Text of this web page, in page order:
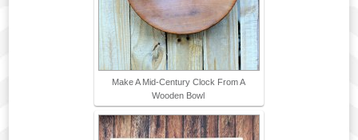
Make A Mid-Century Clock From A
Wooden Bowl